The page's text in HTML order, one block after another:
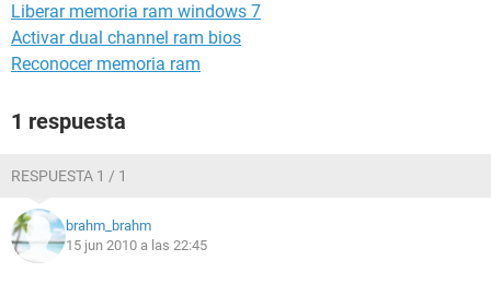
Liberar memoria ram windows 7
Activar dual channel ram bios
Reconocer memoria ram
1 respuesta
RESPUESTA 1 / 1
brahm_brahm
15 jun 2010 a las 22:45